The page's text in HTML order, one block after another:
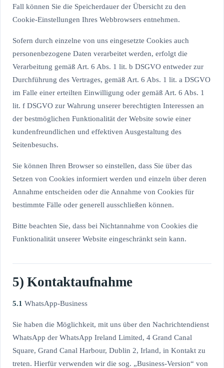
Fall können Sie die Speicherdauer der Übersicht zu den
Cookie-Einstellungen Ihres Webbrowsers entnehmen.
Sofern durch einzelne von uns eingesetzte Cookies auch
personenbezogene Daten verarbeitet werden, erfolgt die
Verarbeitung gemäß Art. 6 Abs. 1 lit. b DSGVO entweder zur
Durchführung des Vertrages, gemäß Art. 6 Abs. 1 lit. a DSGVO
im Falle einer erteilten Einwilligung oder gemäß Art. 6 Abs. 1
lit. f DSGVO zur Wahrung unserer berechtigten Interessen an
der bestmöglichen Funktionalität der Website sowie einer
kundenfreundlichen und effektiven Ausgestaltung des
Seitenbesuchs.
Sie können Ihren Browser so einstellen, dass Sie über das
Setzen von Cookies informiert werden und einzeln über deren
Annahme entscheiden oder die Annahme von Cookies für
bestimmte Fälle oder generell ausschließen können.
Bitte beachten Sie, dass bei Nichtannahme von Cookies die
Funktionalität unserer Website eingeschränkt sein kann.
5) Kontaktaufnahme
5.1 WhatsApp-Business
Sie haben die Möglichkeit, mit uns über den Nachrichtendienst
WhatsApp der WhatsApp Ireland Limited, 4 Grand Canal
Square, Grand Canal Harbour, Dublin 2, Irland, in Kontakt zu
treten. Hierfür verwenden wir die sog. „Business-Version“ von